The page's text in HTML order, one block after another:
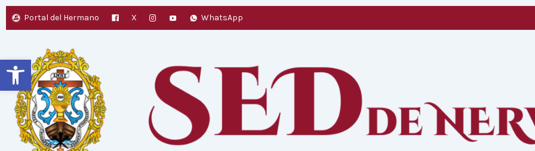
Abrir barra de herramientas
Portal del Hermano X WhatsApp